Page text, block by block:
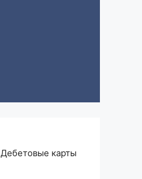
Дебетовые карты